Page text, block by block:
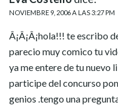
NOVIEMBRE 9, 2006 A LAS 3:27 PM
Â¡Â¡Â¡hola!!! te escribo
parecio muy comico tu
ya me entere de tu
participe del concurso
genios .tengo una